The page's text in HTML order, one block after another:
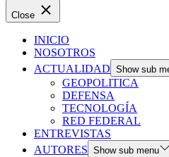
Close
INICIO
NOSOTROS
ACTUALIDAD Show sub
GEOPOLITICA
DEFENSA
TECNOLOGÍA
RED FEDERAL
ENTREVISTAS
AUTORES Show sub menu